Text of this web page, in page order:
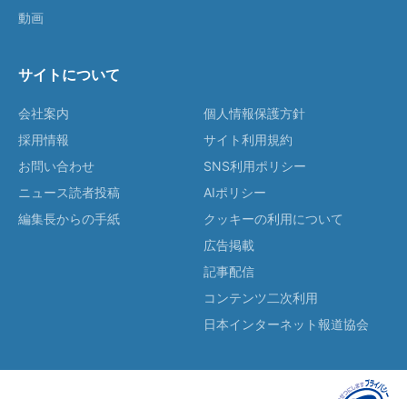
動画
サイトについて
会社案内
採用情報
お問い合わせ
ニュース読者投稿
編集長からの手紙
個人情報保護方針
サイト利用規約
SNS利用ポリシー
AIポリシー
クッキーの利用について
広告掲載
記事配信
コンテンツ二次利用
日本インターネット報道協会